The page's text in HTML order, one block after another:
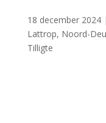
18 december 2024|
Lattrop, Noord-
Tilligte